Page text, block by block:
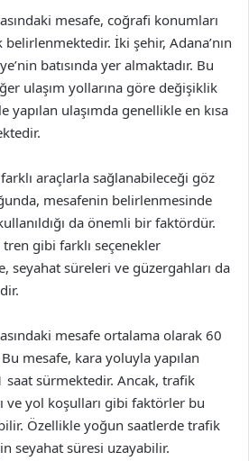
mesafe, coğrafi konumları
belirlenmektedir. İki şehir, Adana’nın
batısında yer almaktadır. Bu
ulaşım yollarına göre değişiklik
yapılan ulaşımda genellikle en kısa
farklı araçlarla sağlanabileceği göz
mesafenin belirlenmesinde
da önemli bir faktördür.
gibi farklı seçenekler
seyahat süreleri ve güzergahları da
mesafe ortalama olarak 60
mesafe, kara yoluyla yapılan
saat sürmektedir. Ancak, trafik
ve yol koşulları gibi faktörler bu
Özellikle yoğun saatlerde trafik
seyahat süresi uzayabilir.